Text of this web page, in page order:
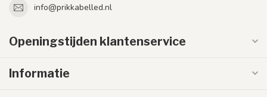
info@prikkabelled.nl
Openingstijden klantenservice
Informatie